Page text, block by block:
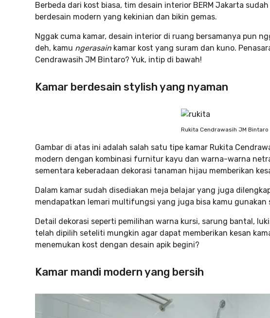
Berbeda dari kost biasa, tim desain interior BERM Jakarta
berdesain modern yang kekinian dan bikin gemas.
Nggak cuma kamar, desain interior di ruang bersamanya pun
deh, kamu ngerasain kamar kost yang suram dan kuno.
Cendrawasih JM Bintaro? Yuk, intip di bawah!
Kamar berdesain stylish yang nyaman
Rukita Cendrawasih JM Bintaro
Gambar di atas ini adalah salah satu tipe kamar Rukita
modern dengan kombinasi furnitur kayu dan warna-warna
sementara keberadaan dekorasi tanaman hijau memberikan
Dalam kamar sudah disediakan meja belajar yang juga
mendapatkan lemari multifungsi yang juga bisa kamu gunakan
Detail dekorasi seperti pemilihan warna kursi, sarung bantal,
telah dipilih seteliti mungkin agar dapat memberikan kesan
menemukan kost dengan desain apik begini?
Kamar mandi modern yang bersih